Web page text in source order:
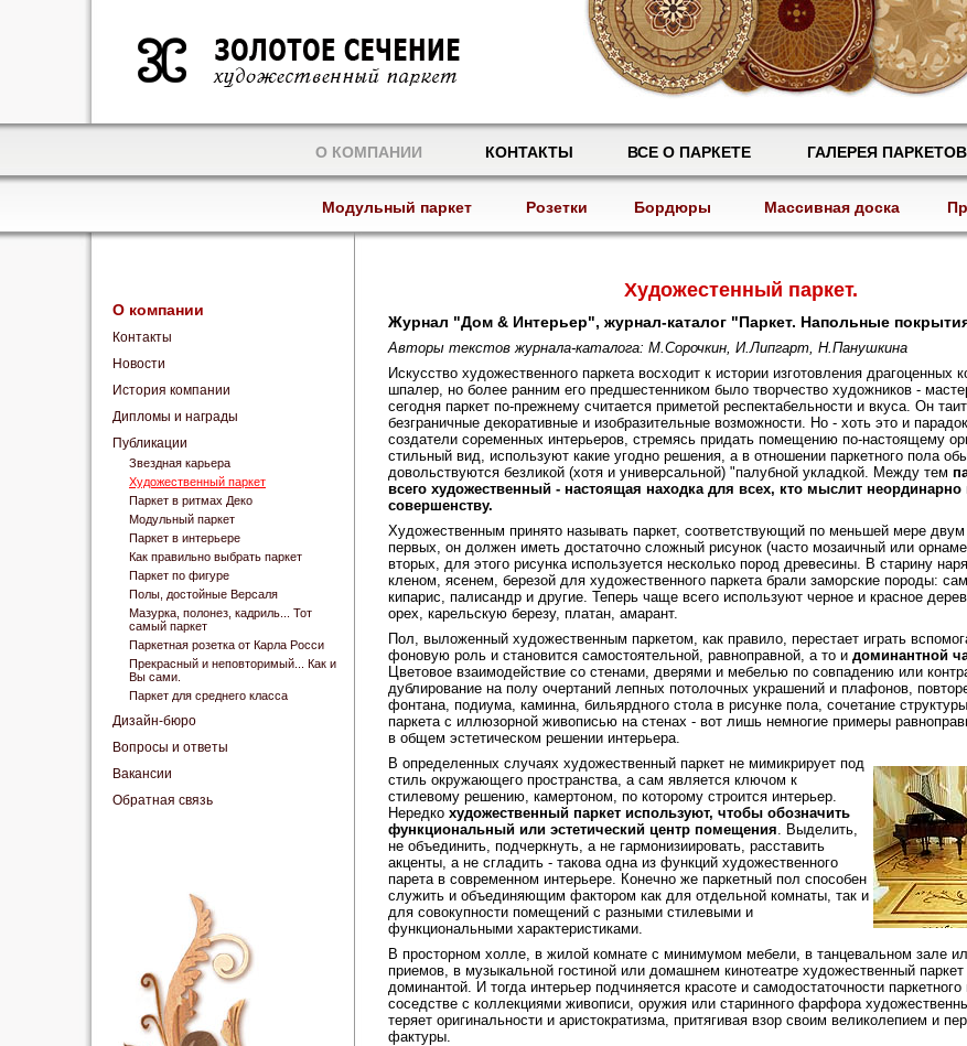
О КОМПАНИИ КОНТАКТЫ ВСЕ О ПАРКЕТЕ ГАЛЕРЕЯ ПАРКЕТОВ
Модульный паркет Розетки Бордюры Массивная доска
О компании
Контакты
Новости
История компании
Дипломы и награды
Публикации
Звездная карьера
Художественный паркет
Паркет в ритмах Деко
Модульный паркет
Паркет в интерьере
Как правильно выбрать паркет
Паркет по фигуре
Полы, достойные Версаля
Мазурка, полонез, кадриль... Тот
самый паркет
Паркетная розетка от Карла Росси
Прекрасный и неповторимый... Как и
Вы сами.
Паркет для среднего класса
Дизайн-бюро
Вопросы и ответы
Вакансии
Обратная связь
Художестенный паркет.
Журнал "Дом & Интерьер", журнал-каталог "Паркет. Напольные
Авторы текстов журнала-каталога: М.Сорочкин, И.Липгарт, Н.Панушкина
Искусство художественного паркета восходит к истории изготовления драгоценных
шпалер, но более ранним его предшестенником было творчество художников -
сегодня паркет по-прежнему считается приметой респектабельности и вкуса. Он
безграничные декоративные и изобразительные возможности. Но - хоть это и
создатели соременных интерьеров, стремясь придать помещению по-настоящему
стильный вид, используют какие угодно решения, а в отношении паркетного пола
довольствуются безликой (хотя и универсальной) "палубной укладкой. Между тем
всего художественный - настоящая находка для всех, кто мыслит неординарно
совершенству.
Художественным принято называть паркет, соответствующий по меньшей мере
первых, он должен иметь достаточно сложный рисунок (часто мозаичный или
вторых, для этого рисунка используется несколько пород древесины. В старину
кленом, ясенем, березой для художественного паркета брали заморские породы:
кипарис, палисандр и другие. Теперь чаще всего используют черное и красное
орех, карельскую березу, платан, амарант.
Пол, выложенный художественным паркетом, как правило, перестает играть
фоновую роль и становится самостоятельной, равноправной, а то и доминантной
Цветовое взаимодействие со стенами, дверями и мебелью по совпадению или
дублирование на полу очертаний лепных потолочных украшений и плафонов,
фонтана, подиума, каминна, бильярдного стола в рисунке пола, сочетание
паркета с иллюзорной живописью на стенах - вот лишь немногие примеры
в общем эстетическом решении интерьера.
В определенных случаях художественный паркет не мимикрирует под
стиль окружающего пространства, а сам является ключом к
стилевому решению, камертоном, по которому строится интерьер.
Нередко художественный паркет используют, чтобы обозначить
функциональный или эстетический центр помещения. Выделить,
не объединить, подчеркнуть, а не гармонизиировать, расставить
акценты, а не сгладить - такова одна из функций художественного
парета в современном интерьере. Конечно же паркетный пол способен
служить и объединяющим фактором как для отдельной комнаты, так и
для совокупности помещений с разными стилевыми и
функциональными характеристиками.
В просторном холле, в жилой комнате с минимумом мебели, в танцевальном зале
приемов, в музыкальной гостиной или домашнем кинотеатре художественный
доминантой. И тогда интерьер подчиняется красоте и самодостаточности
соседстве с коллекциями живописи, оружия или старинного фарфора
теряет оригинальности и аристократизма, притягивая взор своим великолепием и
фактуры.